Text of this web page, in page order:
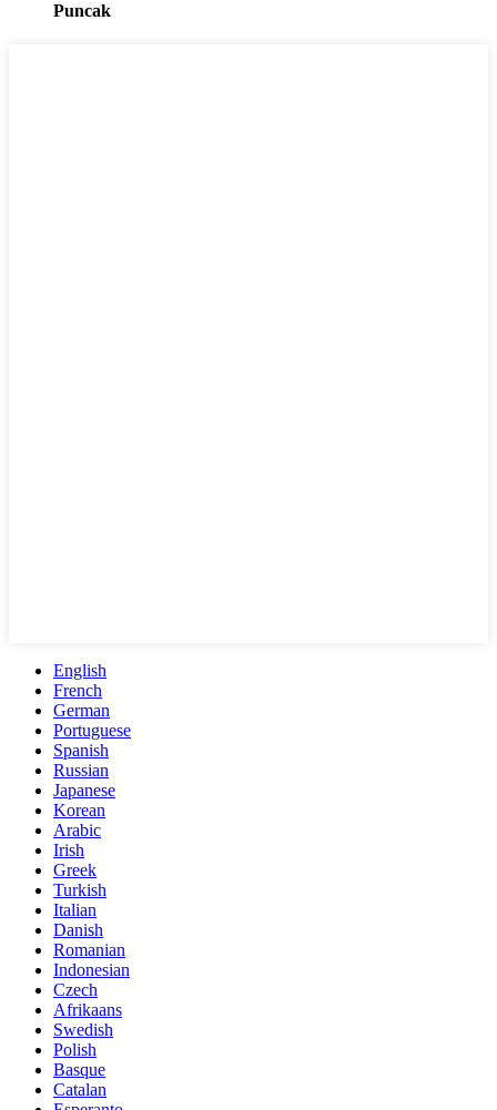
Puncak
English
French
German
Portuguese
Spanish
Russian
Japanese
Korean
Arabic
Irish
Greek
Turkish
Italian
Danish
Romanian
Indonesian
Czech
Afrikaans
Swedish
Polish
Basque
Catalan